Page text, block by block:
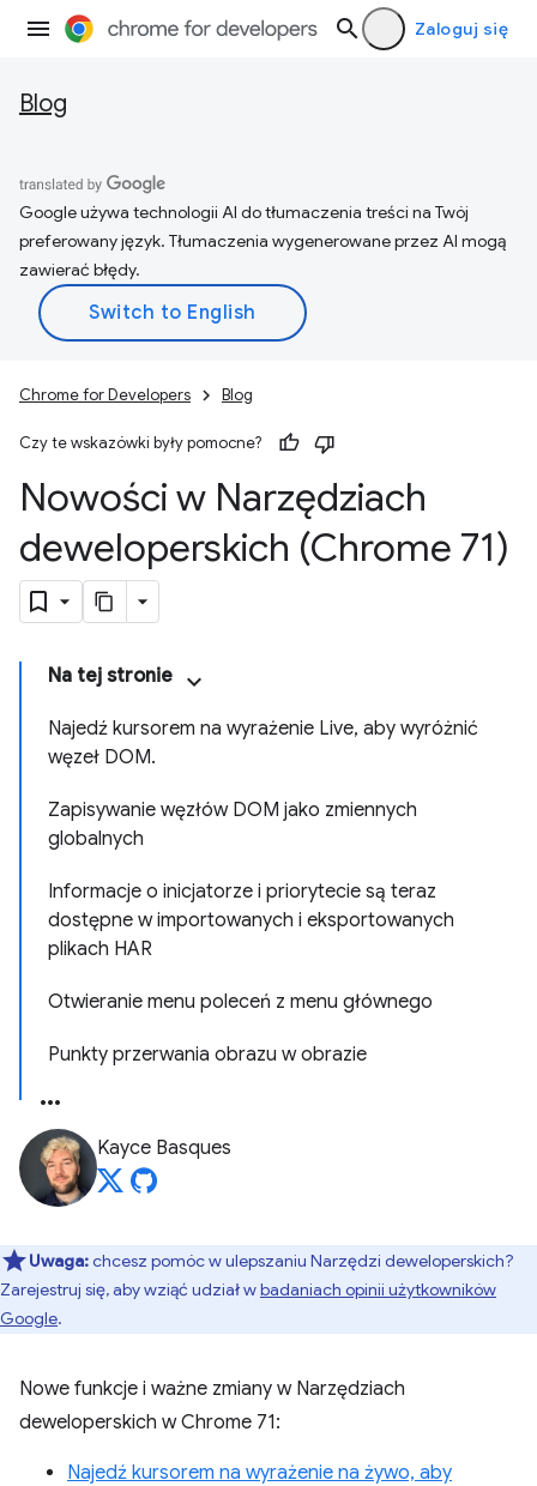
Zaloguj się
Blog
Google używa technologii AI do tłumaczenia treści na Twój
preferowany język. Tłumaczenia wygenerowane przez AI mogą
zawierać błędy.
Chrome for Developers Blog
Czy te wskazówki były pomocne?
Nowości w Narzędziach
deweloperskich (Chrome 71)
Na tej stronie
Najedź kursorem na wyrażenie Live, aby wyróżnić
węzeł DOM.
Zapisywanie węzłów DOM jako zmiennych
globalnych
Informacje o inicjatorze i priorytecie są teraz
dostępne w importowanych i eksportowanych
plikach HAR
Otwieranie menu poleceń z menu głównego
Punkty przerwania obrazu w obrazie
Kayce Basques
Uwaga:chcesz pomóc w ulepszaniu Narzędzi deweloperskich?
Zarejestruj się, aby wziąć udział wbadaniach opinii użytkowników
Google.
Nowe funkcje i ważne zmiany w Narzędziach
deweloperskich w Chrome 71:
Najedź kursorem na wyrażenie na żywo, aby